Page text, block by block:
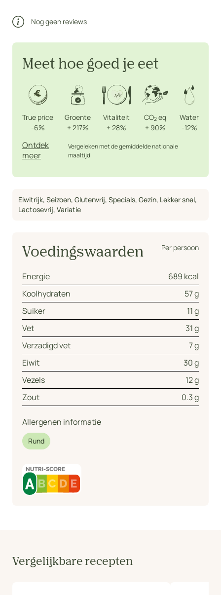
Nog geen reviews
Meet hoe goed je eet
True price
-6%
Groente
+ 217%
Vitaliteit
+ 28%
CO2 eq
+ 90%
Water
-12%
Ontdek
meer
Vergeleken met de gemiddelde nationale
maaltijd
Eiwitrijk, Seizoen, Glutenvrij, Specials, Gezin, Lekker snel,
Lactosevrij, Variatie
Voedingswaarden Per persoon
Energie
689 kcal
Koolhydraten
57 g
Suiker
11 g
Vet
31 g
Verzadigd vet
7 g
Eiwit
30 g
Vezels
12 g
Zout
0.3 g
Allergenen informatie
Rund
Vergelijkbare recepten